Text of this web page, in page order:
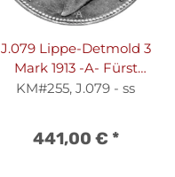
J.079 Lippe-Detmold 3
Mark 1913 -A- Fürst
Leopold IV. - Silber ss
KM#255, J.079 - ss
441,00 € *